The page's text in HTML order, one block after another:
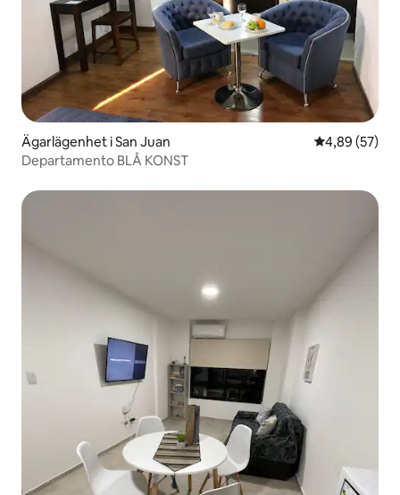
Ägarlägenhet i San Juan 4,89 av 5 i
4,89 (57)
Departamento BLÅ KONST